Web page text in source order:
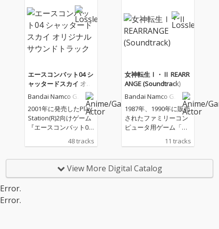
のは、「ポップコレク
ション」、「腕試しコ
レクション」、「漆黒
の旋律コレクション」
の3アルバム。 「ポッ
プコレクション」に
な気持ちになれるポッ
プで明るい楽曲を収
録。「腕試しコレクシ
ョン」には、『太鼓の
達人』の大会シーンで
も親しまれてきた楽曲
を収録。「漆黒の旋律
ダークでドラマチック
エースコンバット04 シ
ャッタードスカイ オリ
ジナルサウンドトラッ
Bandai Namco Ga
2001年に発売したPlay
Station(R)2向けゲーム
『エースコンバット04
シャッタードスカイ』
のオリジナルサウンド
広大な空を舞台にした
バトルを盛り上げる疾
48 tracks
女神転生Ⅰ・Ⅱ REARR
ANGE (Soundtrack)
Bandai Namco Ga
1987年、1990年に販売
されたファミリーコン
ピュータ用ゲーム「デ
ジタル・デビル物語 女
神転生」「デジタル・
Ⅱ」の楽曲を新たな形
で再構築したリアレン
11 tracks
View More Digital Catalog
Error.
Error.